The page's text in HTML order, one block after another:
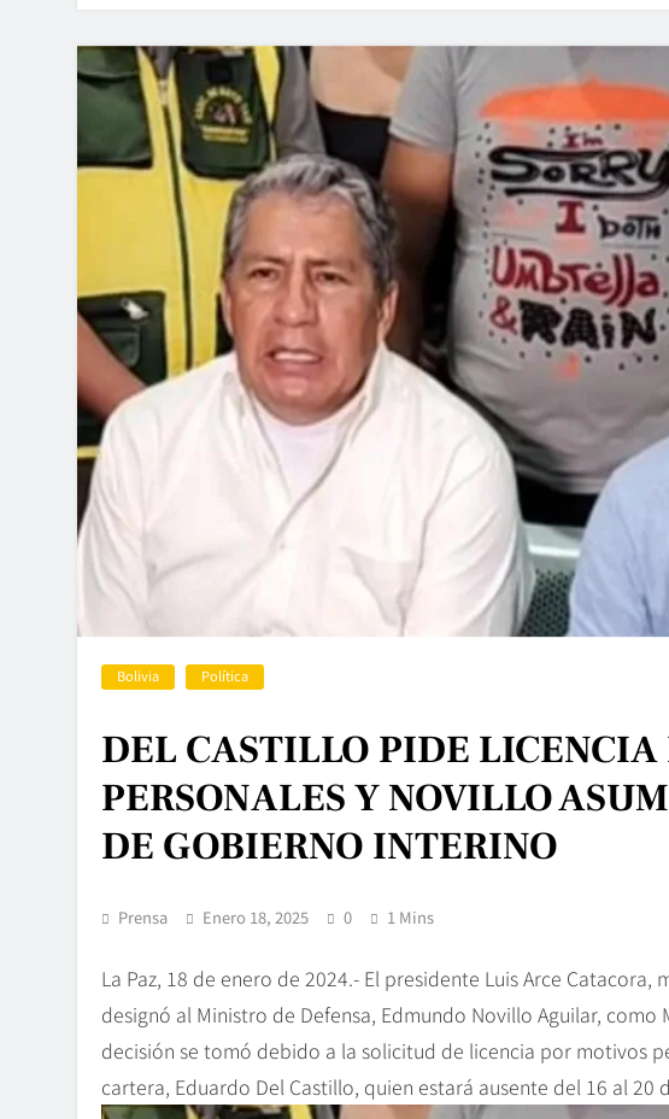
Bolivia Política
DEL CASTILLO PIDE LICENCIA
PERSONALES Y NOVILLO
DE GOBIERNO INTERINO
Prensa Enero 18, 2025 0 1 Mins
La Paz, 18 de enero de 2024.- El presidente Luis Arce
designó al Ministro de Defensa, Edmundo Novillo Aguilar,
decisión se tomó debido a la solicitud de licencia por motivos
cartera, Eduardo Del Castillo, quien estará ausente del 16 al 20